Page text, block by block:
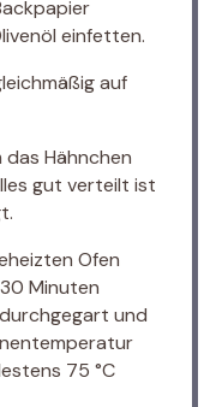
einfetten.
auf
das Hähnchen
gut verteilt ist
Ofen
Minuten
und
75 °C